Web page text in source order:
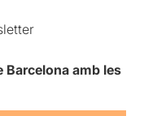
Barcelona amb les